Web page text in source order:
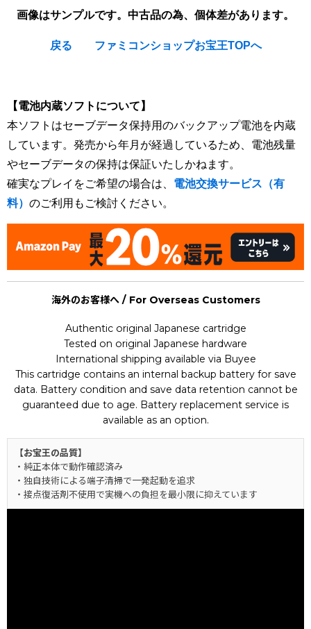
画像はサンプルです。中古品の為、個体差があります。
戻る ファミコンショップお宝王TOPへ
【電池内蔵ソフトについて】
本ソフトはセーブデータ保持用のバックアップ電池を内蔵
しています。発売から年月が経過しているため、電池残量
やセーブデータの保持は保証いたしかねます。
確実なプレイをご希望の場合は、 電池交換サービス（有
料） のご利用もご検討ください。
海外のお客様へ / For Overseas Customers
Authentic original Japanese cartridge
Tested on original Japanese hardware
International shipping available via Buyee
This cartridge contains an internal backup battery for save
data. Battery condition and save data retention cannot be
guaranteed due to age. Battery replacement service is
available as an option.
【お宝王の品質】
・純正本体で動作確認済み
・独自技術による端子清掃で一発起動を追求
・接点復活剤不使用で実機への負担を最小限に抑えています